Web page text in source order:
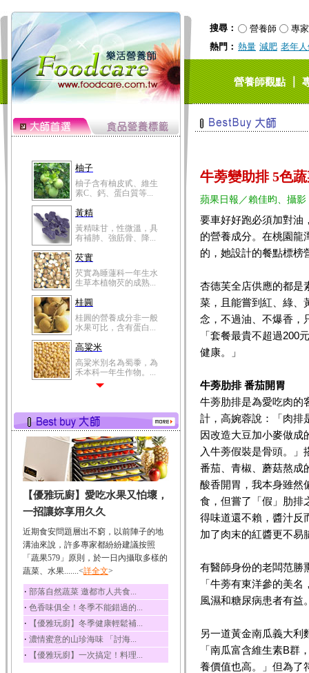
搜尋： 營養師
專家
熱門： 熱量 減肥 老年
營養師觀點｜
柚子
柚子含有柚皮甙、維生
素C、鈣、蛋白質等...
黃精
黃精味甘，性微溫，具
有補肺、強筋骨、降...
芡實
芡實為睡蓮科一年生水
生草本植物芡的成熟...
桂圓
桂圓的營養成分非一般
水果可比，含有蛋白...
高粱米
高粱米別名為蜀黍，為
禾本科一年生作物。...
有蛋白質、脂肪、磷...
鮪魚
鮪魚肚肉中的不飽和脂
肪酸內富含EPA和DH...
韭菜
韭菜所含的膳食纖維能
幫助消化與通便；揮...
冬瓜
冬瓜營養價值高，鈉含
量極低是水腫病人的...
豆豉
豆豉裡頭含有營養的蛋
白質、脂肪、鈣、磷...
榛果
榛果裡所含的營養素有
蛋白質、脂肪、醣類...
迷迭香
【優雅玩廚】愛吃水果又怕壞，
一招讓妳享用久久
近期食安問題層出不窮，以前陣子的地
溝油來說，許多專家都紛紛建議按照
「蔬果579」原則，於一日內攝取多樣的
蔬菜、水果.......<詳全文>
‧ 部落自然蔬菜 邀都市人共食...
‧ 色香味俱全！冬季不能錯過的...
‧ 【優雅玩廚】冬季健康輕鬆補...
‧ 濃情蜜意的山珍海味 「討海...
‧ 【優雅玩廚】一次搞定！料理...
牛蒡變助排 5色
蘋果日報／賴佳昀、攝影
要車好好跑必須加對油
的營養成分。在桃園龍
的，她設計的餐點標
杏德芙全店供應的都是
菜，且能嘗到紅、綠、
念，不過油、不爆香，
「套餐最貴不超過200
健康。」
牛蒡肋排 番茄開胃
牛蒡肋排是為愛吃肉的
計，高婉蓉說：「肉排
因改造大豆加小麥做成
入牛蒡假裝是骨頭。」
番茄、青椒、蘑菇熬成
酸香開胃，我本身雖然
食，但嘗了「假」肋排
得味道還不賴，醬汁反
加了肉末的紅醬更不易
有醫師身份的老闆范勝
「牛蒡有東洋參的美
風濕和糖尿病患者有益
另一道黃金南瓜義大利
「南瓜富含維生素B群
養價值也高。」但為了